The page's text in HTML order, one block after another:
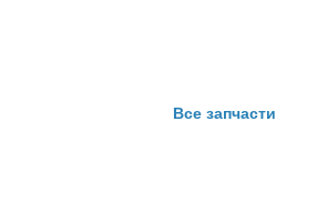
Все запчасти